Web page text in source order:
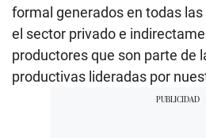
formal generados en todas
el sector privado e
productores que son parte de
productivas lideradas por